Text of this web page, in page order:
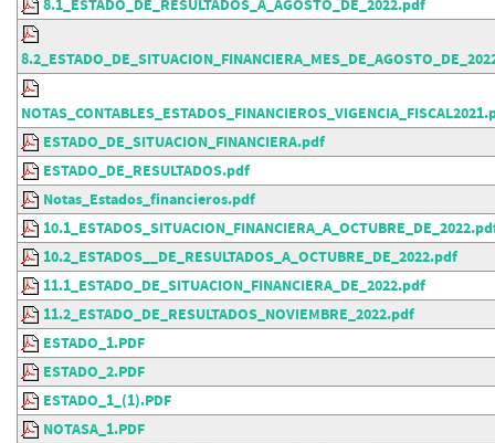
8.1_ESTADO_DE_RESULTADOS_A_AGOSTO_DE_2022.pdf
ESTADO_DE_SITUACION_FINANCIERA.pdf
ESTADO_DE_RESULTADOS.pdf
Notas_Estados_financieros.pdf
10.2_ESTADOS__DE_RESULTADOS_A_OCTUBRE_DE_2022.pdf
11.1_ESTADO_DE_SITUACION_FINANCIERA_DE_2022.pdf
11.2_ESTADO_DE_RESULTADOS_NOVIEMBRE_2022.pdf
ESTADO_1.PDF
ESTADO_2.PDF
ESTADO_1_(1).PDF
NOTASA_1.PDF